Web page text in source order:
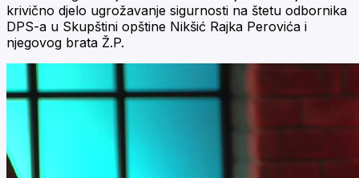
krivično djelo ugrožavanje sigurnosti na štetu odbornika
DPS-a u Skupštini opštine Nikšić Rajka Perovića i
njegovog brata Ž.P.